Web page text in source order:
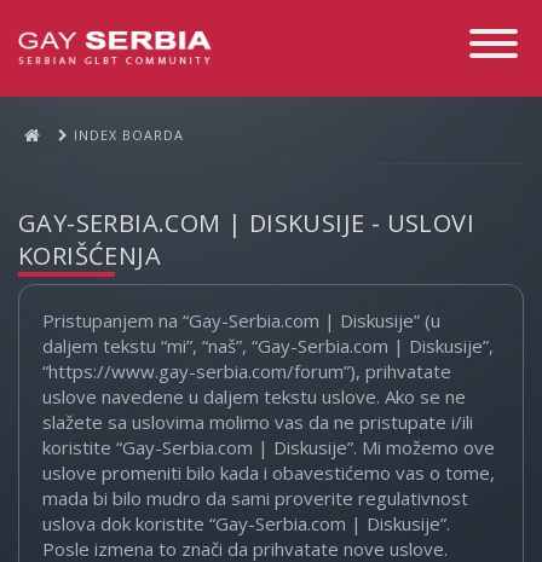
Toggle
INDEX BOARDA
GAY-SERBIA.COM | DISKUSIJE - USLOVI
KORIŠĆENJA
Pristupanjem na “Gay-Serbia.com | Diskusije” (u
daljem tekstu “mi”, “naš”, “Gay-Serbia.com | Diskusije”,
“https://www.gay-serbia.com/forum”), prihvatate
uslove navedene u daljem tekstu uslove. Ako se ne
slažete sa uslovima molimo vas da ne pristupate i/ili
koristite “Gay-Serbia.com | Diskusije”. Mi možemo ove
uslove promeniti bilo kada i obavestićemo vas o tome,
mada bi bilo mudro da sami proverite regulativnost
uslova dok koristite “Gay-Serbia.com | Diskusije”.
Posle izmena to znači da prihvatate nove uslove.